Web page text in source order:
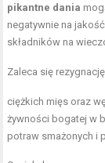
pikantne dania
negatywnie na
składników na
Zaleca się
ciężkich mięs oraz
żywności bogatej w
potraw smażonych i